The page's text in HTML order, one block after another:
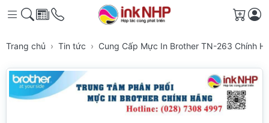
Giỏ
Trang chủ Tin tức Cung Cấp Mực In Brother TN-263 Chính